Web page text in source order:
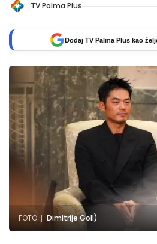
TV Palma Plus
Dodaj TV Palma Plus kao
FOTO Dimitrije Goll)